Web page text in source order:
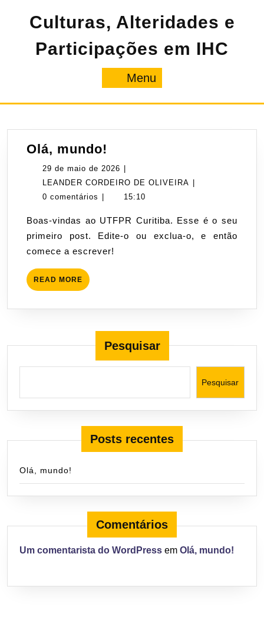
Culturas, Alteridades e
Participações em IHC
Menu
Olá, mundo!
mundo!
29 de maio de 2026 29
de
maio
2026
LEANDER CORDEIRO DE OLIVEIRA LEANDER
OLIVEIRA
0 comentários
15:10
Boas-vindas ao UTFPR Curitiba. Esse é o seu
primeiro post. Edite-o ou exclua-o, e então
comece a escrever!
READ MORE READ
MORE
Pesquisar
Pesquisar
Posts recentes
Olá, mundo!
Comentários
Um comentarista do WordPress em Olá, mundo!